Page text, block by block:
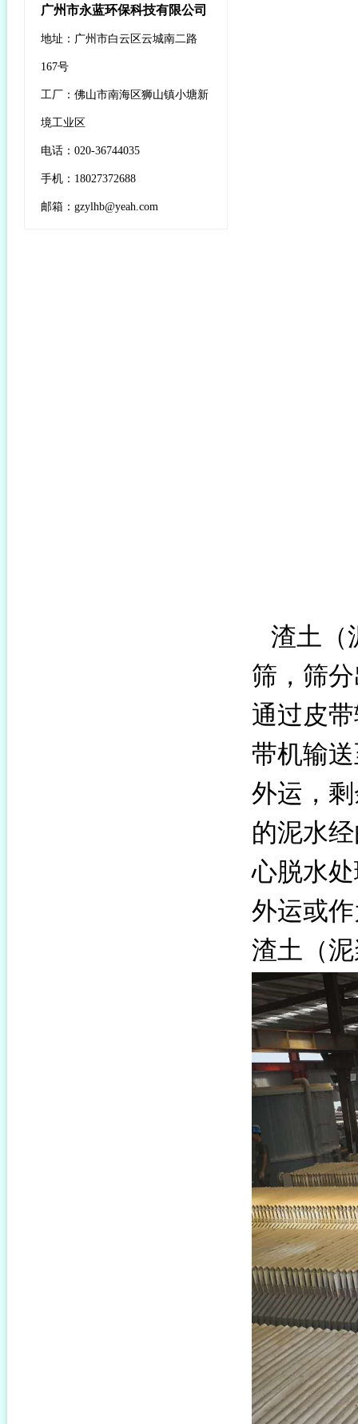
广州市永蓝环保科技有限公司
地址：广州市白云区云城南二路
167号
工厂：佛山市南海区狮山镇小塘新
境工业区
电话：020-36744035
手机：18027372688
邮箱：gzylhb@yeah.com
渣土（
筛，筛
通过皮
带机输
外运，
的泥水
心脱水
外运或
渣土（